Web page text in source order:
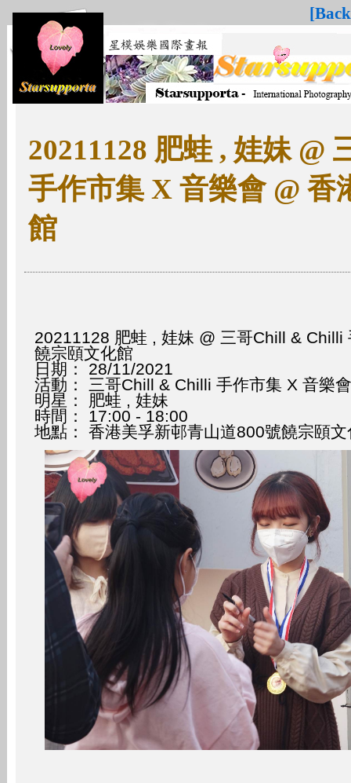
20211128 肥蛙 , 娃妹
手作市集 X 音樂會 @ 香
館
20211128 肥蛙 , 娃妹 @ 三哥Chill & Chilli
饒宗頤文化館
日期： 28/11/2021
活動： 三哥Chill & Chilli 手作市集 X 音樂會
明星： 肥蛙 , 娃妹
時間： 17:00 - 18:00
地點： 香港美孚新邨青山道800號饒宗頤文